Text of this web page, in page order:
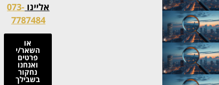
אליינו 073-
7787484
או
השאר/י
פרטים
ואנחנו
נחקור
בשבילך